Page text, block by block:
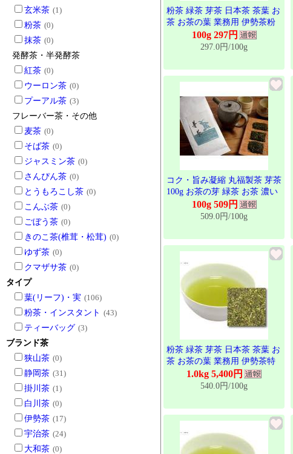
玄米茶 (1)
粉茶 (0)
抹茶 (0)
発酵茶・半発酵茶
紅茶 (0)
ウーロン茶 (0)
プーアル茶 (3)
フレーバー茶・その他
麦茶 (0)
そば茶 (0)
ジャスミン茶 (0)
さんぴん茶 (0)
とうもろこし茶 (0)
こんぶ茶 (0)
ごぼう茶 (0)
きのこ茶(椎茸・松茸) (0)
ゆず茶 (0)
クマザサ茶 (0)
タイプ
葉(リーフ)・実 (106)
粉茶・インスタント (43)
ティーバッグ (3)
ブランド茶
狭山茶 (0)
静岡茶 (31)
掛川茶 (1)
白川茶 (0)
伊勢茶 (17)
宇治茶 (24)
大和茶 (0)
粉茶 緑茶 芽茶 日本茶 茶葉 お
茶 お茶の葉 業務用 伊勢茶粉
茶 100g100g 297円
297.0円/100g
コク・旨み凝縮 丸福製茶 芽茶
100g お茶の芽 緑茶 お茶 濃い
め 茶葉 贈り物 国産 静岡県産
100g 509円
509.0円/100g
粉茶 緑茶 芽茶 日本茶 茶葉 お
茶 お茶の葉 業務用 伊勢茶特
上粉茶 1kg
1.0kg 5,400円
540.0円/100g